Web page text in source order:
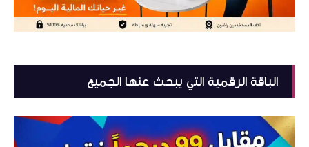
الباقة الرقمية التي يبحث عنها الجميع